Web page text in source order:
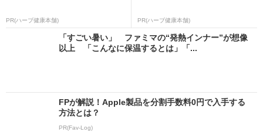
PR(ハーブ健康本舗) PR(ハーブ健康本舗)
「すごい暑い」 ファミマの“発熱インナー”が想像
以上 「こんなに保温するとは」「...
FPが解説！Apple製品を分割手数料0円で入手する
方法とは？
PR(Fav-Log)